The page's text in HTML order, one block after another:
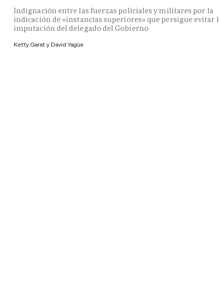
Indignación entre las fuerzas policiales y militares por la
indicación de «instancias superiores» que persigue evitar
imputación del delegado del Gobierno
Ketty Garat y David Yagüe